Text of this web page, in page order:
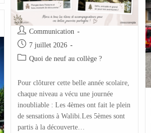
Communication
7 juillet 2026
Quoi de neuf au collège ?
Pour clôturer cette belle année scolaire,
chaque niveau a vécu une journée
inoubliable : Les 4èmes ont fait le plein
de sensations à Walibi.Les 5èmes sont
partis à la découverte…